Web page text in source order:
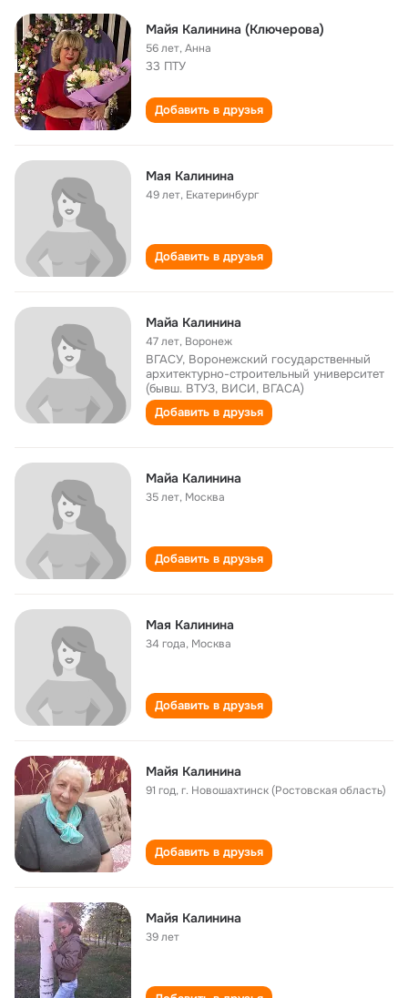
Майя Калинина (Ключерова)
56 лет,Анна
33 ПТУ
Добавить в друзья
Мая Калинина
49 лет, Екатеринбург
Добавить в друзья
Майа Калинина
47 лет, Воронеж
ВГАСУ, Воронежский государственный
архитектурно-строительный университет
(бывш. ВТУЗ, ВИСИ, ВГАСА)
Добавить в друзья
Майа Калинина
35 лет, Москва
Добавить в друзья
Мая Калинина
34 года, Москва
Добавить в друзья
Майя Калинина
91 год,г. Новошахтинск (Ростовская область)
Добавить в друзья
Майя Калинина
39 лет